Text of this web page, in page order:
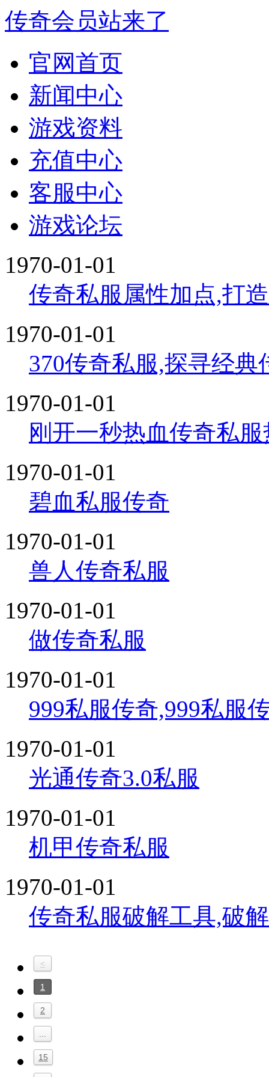
传奇会员站来了
官网首页
新闻中心
游戏资料
充值中心
客服中心
游戏论坛
1970-01-01
传奇私服属性加点,打
1970-01-01
370传奇私服,探寻经典
1970-01-01
刚开一秒热血传奇私服
1970-01-01
碧血私服传奇
1970-01-01
兽人传奇私服
1970-01-01
做传奇私服
1970-01-01
999私服传奇,999私服
1970-01-01
光通传奇3.0私服
1970-01-01
机甲传奇私服
1970-01-01
传奇私服破解工具,破
<
1
2
15